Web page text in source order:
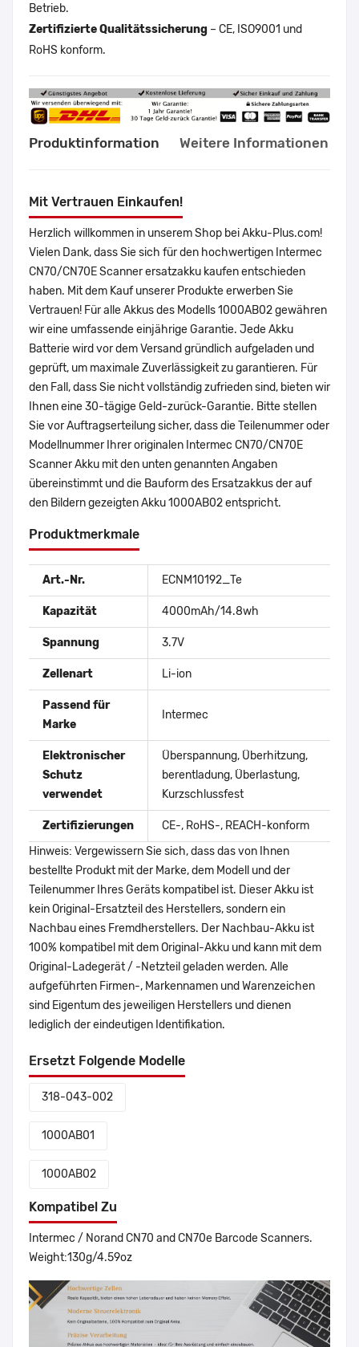
Betrieb.
Zertifizierte Qualitätssicherung – CE, ISO9001 und
RoHS konform.
Produktinformation Weitere Informationen
Mit Vertrauen Einkaufen!
Herzlich willkommen in unserem Shop bei Akku-Plus.com!
Vielen Dank, dass Sie sich für den hochwertigen Intermec
CN70/CN70E Scanner ersatzakku kaufen entschieden
haben. Mit dem Kauf unserer Produkte erwerben Sie
Vertrauen! Für alle Akkus des Modells 1000AB02 gewähren
wir eine umfassende einjährige Garantie. Jede Akku
Batterie wird vor dem Versand gründlich aufgeladen und
geprüft, um maximale Zuverlässigkeit zu garantieren. Für
den Fall, dass Sie nicht vollständig zufrieden sind, bieten wir
Ihnen eine 30-tägige Geld-zurück-Garantie. Bitte stellen
Sie vor Auftragserteilung sicher, dass die Teilenummer oder
Modellnummer Ihrer originalen Intermec CN70/CN70E
Scanner Akku mit den unten genannten Angaben
übereinstimmt und die Bauform des Ersatzakkus der auf
den Bildern gezeigten Akku 1000AB02 entspricht.
Produktmerkmale
Art.-Nr. ECNM10192_Te
Kapazität 4000mAh/14.8wh
Spannung 3.7V
Zellenart Li-ion
Passend für
Marke
Intermec
Elektronischer
Schutz
verwendet
Überspannung, Überhitzung,
berentladung, Überlastung,
Kurzschlussfest
Zertifizierungen
CE-, RoHS-, REACH-konform
Hinweis: Vergewissern Sie sich, dass das von Ihnen
bestellte Produkt mit der Marke, dem Modell und der
Teilenummer Ihres Geräts kompatibel ist. Dieser Akku ist
kein Original-Ersatzteil des Herstellers, sondern ein
Nachbau eines Fremdherstellers. Der Nachbau-Akku ist
100% kompatibel mit dem Original-Akku und kann mit dem
Original-Ladegerät / -Netzteil geladen werden. Alle
aufgeführten Firmen-, Markennamen und Warenzeichen
sind Eigentum des jeweiligen Herstellers und dienen
lediglich der eindeutigen Identifikation.
Ersetzt Folgende Modelle
318-043-002
1000AB01
1000AB02
Kompatibel Zu
Intermec / Norand CN70 and CN70e Barcode Scanners.
Weight:130g/4.59oz